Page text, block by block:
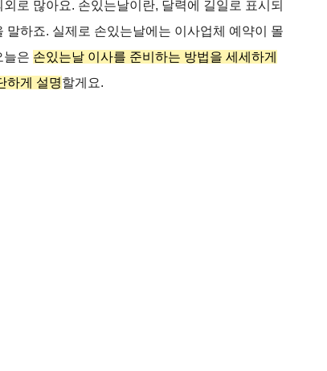
로 많아요. 손있는날이란, 달력에 길일로 표시되
하죠. 실제로 손있는날에는 이사업체 예약이 몰
늘은 손있는날 이사를 준비하는 방법을 세세하게
하게 설명할게요.